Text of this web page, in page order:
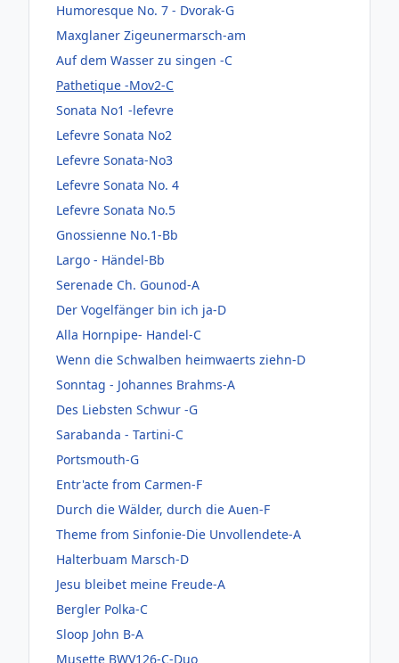
Humoresque No. 7 - Dvorak-G
Maxglaner Zigeunermarsch-am
Auf dem Wasser zu singen -C
Pathetique -Mov2-C
Sonata No1 -lefevre
Lefevre Sonata No2
Lefevre Sonata-No3
Lefevre Sonata No. 4
Lefevre Sonata No.5
Gnossienne No.1-Bb
Largo - Händel-Bb
Serenade Ch. Gounod-A
Der Vogelfänger bin ich ja-D
Alla Hornpipe- Handel-C
Wenn die Schwalben heimwaerts ziehn-D
Sonntag - Johannes Brahms-A
Des Liebsten Schwur -G
Sarabanda - Tartini-C
Portsmouth-G
Entr'acte from Carmen-F
Durch die Wälder, durch die Auen-F
Theme from Sinfonie-Die Unvollendete-A
Halterbuam Marsch-D
Jesu bleibet meine Freude-A
Bergler Polka-C
Sloop John B-A
Musette BWV126-C-Duo